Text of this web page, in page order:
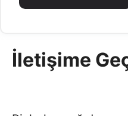
İletişime